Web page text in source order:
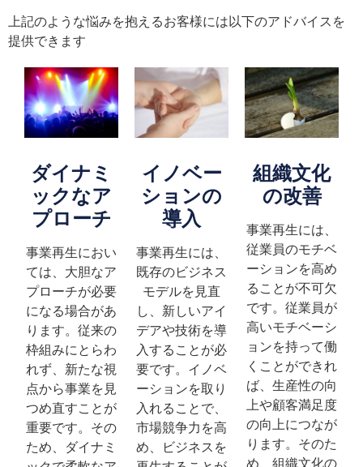
上記のような悩みを抱えるお客様には以下のアドバイスを
提供できます
ダイナミ
ックなア
プローチ
事業再生におい
ては、大胆なア
プローチが必要
になる場合があ
ります。従来の
枠組みにとらわ
れず、新たな視
点から事業を見
つめ直すことが
重要です。その
ため、ダイナミ
イノベー
ションの
導入
事業再生には、
既存のビジネス
モデルを見直
し、新しいアイ
デアや技術を導
入することが必
要です。イノベ
ーションを取り
入れることで、
市場競争力を高
め、ビジネスを
組織文化
の改善
事業再生には、
従業員のモチベ
ーションを高め
ることが不可欠
です。従業員が
高いモチベーシ
ョンを持って働
くことができれ
ば、生産性の向
上や顧客満足度
の向上につなが
ります。そのた
め、組織文化の